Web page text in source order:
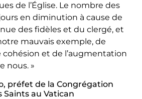
de l’Église. Le nombre des
en diminution à cause de
des fidèles et du clergé, et
mauvais exemple, de
et de l’augmentation
nous. »
préfet de la Congrégation
Saints au Vatican